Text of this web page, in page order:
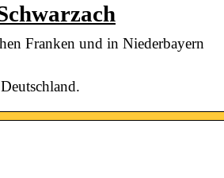
Franken und in Niederbayern